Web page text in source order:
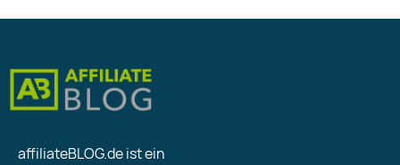
affiliateBLOG.de ist ein